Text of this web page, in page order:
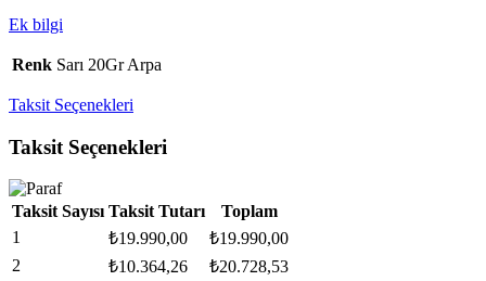
Ek bilgi
Renk Sarı 20Gr Arpa
Taksit Seçenekleri
Taksit Seçenekleri
Taksit Sayısı Taksit Tutarı
Toplam
1
₺19.990,00 ₺19.990,00
2
₺10.364,26 ₺20.728,53